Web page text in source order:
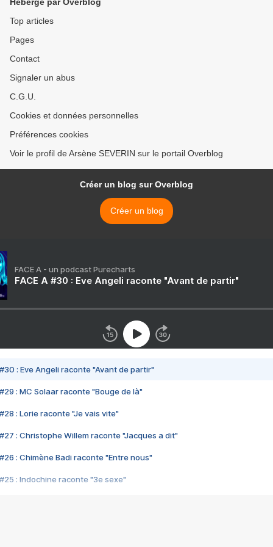
Top articles
Pages
Contact
Signaler un abus
C.G.U.
Cookies et données personnelles
Préférences cookies
Voir le profil de Arsène SEVERIN sur le portail Overblog
Créer un blog sur Overblog
Créer un blog
FACE A - un podcast Purecharts
FACE A #30 : Eve Angeli raconte "Avant de partir"
#30 : Eve Angeli raconte "Avant de partir"
#29 : MC Solaar raconte "Bouge de là"
#28 : Lorie raconte "Je vais vite"
#27 : Christophe Willem raconte "Jacques a dit"
#26 : Chimène Badi raconte "Entre nous"
#25 : Indochine raconte "3e sexe"